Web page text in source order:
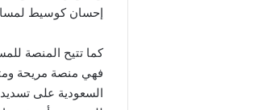
إحسان كوسيط
كما تتيح المنصة
فهي منصة مريحة
السعودية على